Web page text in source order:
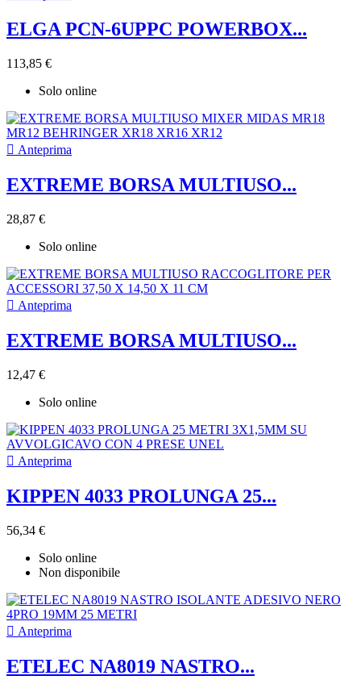
ELGA PCN-6UPPC POWERBOX...
113,85 €
Solo online
 Anteprima
EXTREME BORSA MULTIUSO...
28,87 €
Solo online
 Anteprima
EXTREME BORSA MULTIUSO...
12,47 €
Solo online
 Anteprima
KIPPEN 4033 PROLUNGA 25...
56,34 €
Solo online
Non disponibile
 Anteprima
ETELEC NA8019 NASTRO...